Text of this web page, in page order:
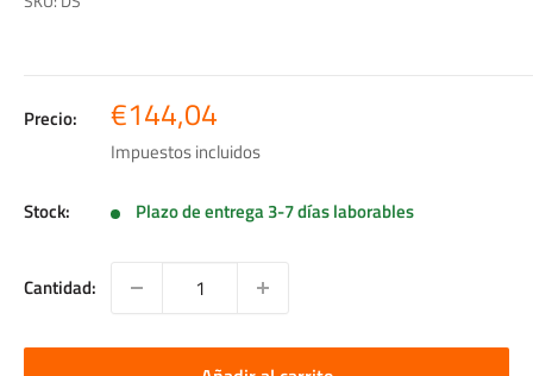
Precio: Precio
de
venta
€144,04
Impuestos incluidos
Stock: Plazo de entrega 3-7 días laborables
Cantidad: